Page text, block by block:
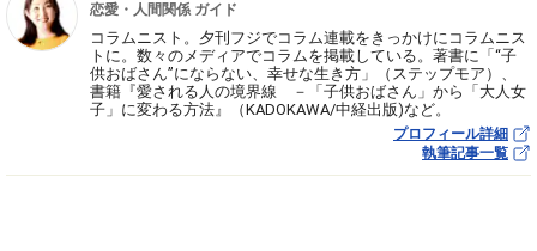
恋愛・人間関係 ガイド
コラムニスト。夕刊フジでコラム連載をきっかけにコラムニス
トに。数々のメディアでコラムを掲載している。著書に「“子
供おばさん”にならない、幸せな生き方」（ステップモア）、
書籍『愛される人の境界線 －「子供おばさん」から「大人女
子」に変わる方法』（KADOKAWA/中経出版)など。
プロフィール詳細
執筆記事一覧